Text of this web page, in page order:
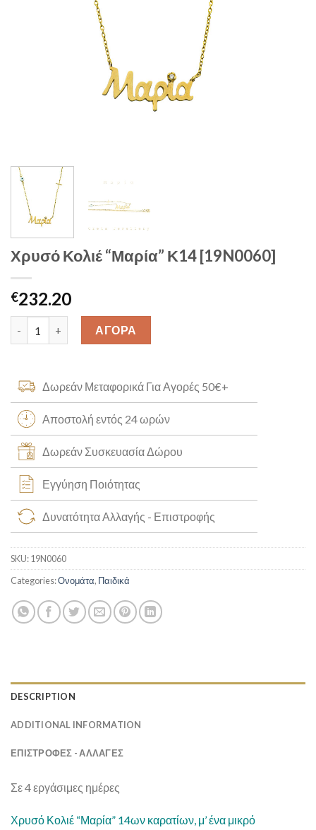
Χρυσό Κολιέ “Μαρία” Κ14 [19N0060]
€232.20
Χρυσό Κολιέ "Μαρία" Κ14 [19N0060] quantity
ΑΓΟΡΑ
Δωρεάν Μεταφορικά Για Αγορές 50€+
Αποστολή εντός 24 ωρών
Δωρεάν Συσκευασία Δώρου
Εγγύηση Ποιότητας
Δυνατότητα Αλλαγής - Επιστροφής
SKU:19N0060
Categories:Ονομάτα, Παιδικά
DESCRIPTION
ADDITIONAL INFORMATION
ΕΠΙΣΤΡΟΦΕΣ - ΑΛΛΑΓΕΣ
Σε 4 εργάσιμες ημέρες
Χρυσό Κολιέ “Μαρία” 14ων καρατίων, μ’ ένα μικρό